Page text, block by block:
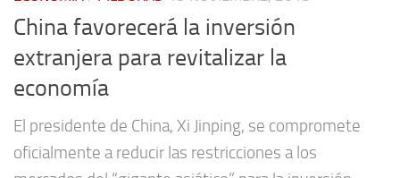
China favorecerá la inversión
extranjera para revitalizar la
economía
El presidente de China, Xi Jinping, se compromete
oficialmente a reducir las restricciones a los